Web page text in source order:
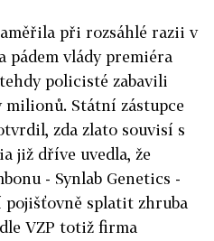
při rozsáhlé razii v
pádem vlády premiéra
policisté zabavili
milionů. Státní zástupce
zda zlato souvisí s
již dříve uvedla, že
- Synlab Genetics -
pojišťovně splatit zhruba
VZP totiž firma